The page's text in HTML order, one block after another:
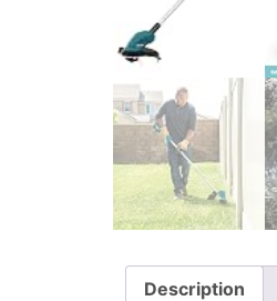
Description